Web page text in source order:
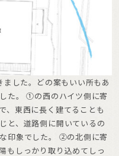
した。どの案もいい所もあ
た。 ①の西のハイツ側に寄
、東西に長く建てることも
と、道路側に開いているの
印象でした。 ②の北側に寄
もしっかり取り込めてしっ